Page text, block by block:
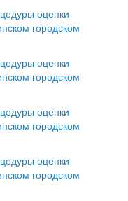
оценки
городском
оценки
городском
оценки
городском
оценки
городском